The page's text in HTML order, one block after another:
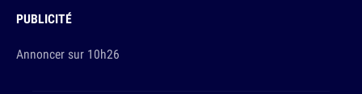
PUBLICITÉ
Annoncer sur 10h26